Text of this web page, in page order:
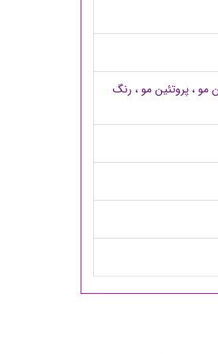
مو ، پروتئین مو ، رنگ